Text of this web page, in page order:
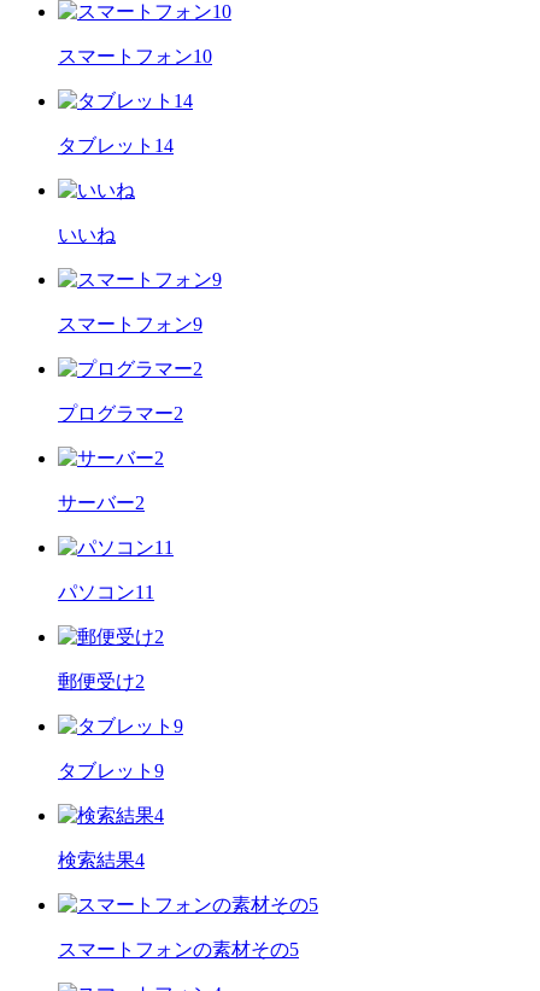
スマートフォン10
タブレット14
いいね
スマートフォン9
プログラマー2
サーバー2
パソコン11
郵便受け2
タブレット9
検索結果4
スマートフォンの素材その5